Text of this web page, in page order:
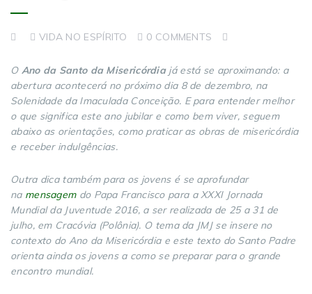
VIDA NO ESPÍRITO 0 COMMENTS
O Ano da Santo da Misericórdiajá está se aproximando: a
abertura acontecerá no próximo dia 8 de dezembro, na
Solenidade da Imaculada Conceição. E para entender melhor
o que significa este ano jubilar e como bem viver, seguem
abaixo as orientações, como praticar as obras de misericórdia
e receber indulgências.
Outra dica também para os jovens é se aprofundar
na mensagem do Papa Francisco para a XXXI Jornada
Mundial da Juventude 2016, a ser realizada de 25 a 31 de
julho, em Cracóvia (Polônia). O tema da JMJ se insere no
contexto do Ano da Misericórdia e este texto do Santo Padre
orienta ainda os jovens a como se preparar para o grande
encontro mundial.